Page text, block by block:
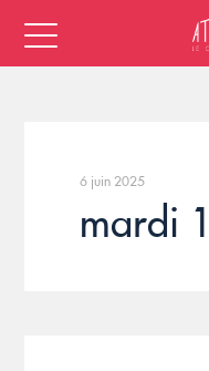
6 juin 2025
mardi